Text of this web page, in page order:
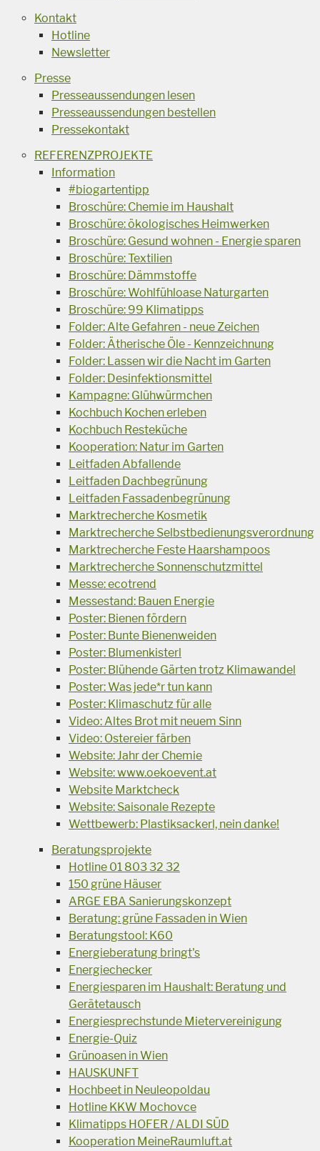
Kontakt
Hotline
Newsletter
Presse
Presseaussendungen lesen
Presseaussendungen bestellen
Pressekontakt
REFERENZPROJEKTE
Information
#biogartentipp
Broschüre: Chemie im Haushalt
Broschüre: ökologisches Heimwerken
Broschüre: Gesund wohnen - Energie sparen
Broschüre: Textilien
Broschüre: Dämmstoffe
Broschüre: Wohlfühloase Naturgarten
Broschüre: 99 Klimatipps
Folder: Alte Gefahren - neue Zeichen
Folder: Ätherische Öle - Kennzeichnung
Folder: Lassen wir die Nacht im Garten
Folder: Desinfektionsmittel
Kampagne: Glühwürmchen
Kochbuch Kochen erleben
Kochbuch Resteküche
Kooperation: Natur im Garten
Leitfaden Abfallende
Leitfaden Dachbegrünung
Leitfaden Fassadenbegrünung
Marktrecherche Kosmetik
Marktrecherche Selbstbedienungsverordnung
Marktrecherche Feste Haarshampoos
Marktrecherche Sonnenschutzmittel
Messe: ecotrend
Messestand: Bauen Energie
Poster: Bienen fördern
Poster: Bunte Bienenweiden
Poster: Blumenkisterl
Poster: Blühende Gärten trotz Klimawandel
Poster: Was jede*r tun kann
Poster: Klimaschutz für alle
Video: Altes Brot mit neuem Sinn
Video: Ostereier färben
Website: Jahr der Chemie
Website: www.oekoevent.at
Website Marktcheck
Website: Saisonale Rezepte
Wettbewerb: Plastiksackerl, nein danke!
Beratungsprojekte
Hotline 01 803 32 32
150 grüne Häuser
ARGE EBA Sanierungskonzept
Beratung: grüne Fassaden in Wien
Beratungstool: K60
Energieberatung bringt's
Energiechecker
Energiesparen im Haushalt: Beratung und
Gerätetausch
Energiesprechstunde Mietervereinigung
Energie-Quiz
Grünoasen in Wien
HAUSKUNFT
Hochbeet in Neuleopoldau
Hotline KKW Mochovce
Klimatipps HOFER / ALDI SÜD
Kooperation MeineRaumluft.at